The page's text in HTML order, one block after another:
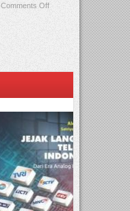
Comments Off